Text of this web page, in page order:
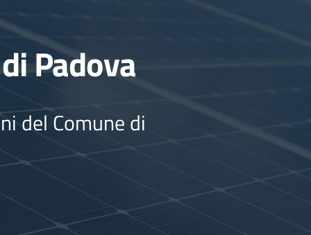
Padova
del Comune di